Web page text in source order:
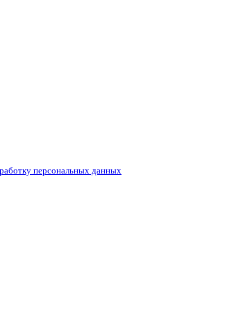
персональных данных